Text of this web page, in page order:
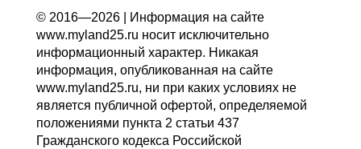
© 2016—2026 | Информация на сайте
www.myland25.ru носит исключительно
информационный характер. Никакая
информация, опубликованная на сайте
www.myland25.ru, ни при каких условиях не
является публичной офертой, определяемой
положениями пункта 2 статьи 437
Гражданского кодекса Российской